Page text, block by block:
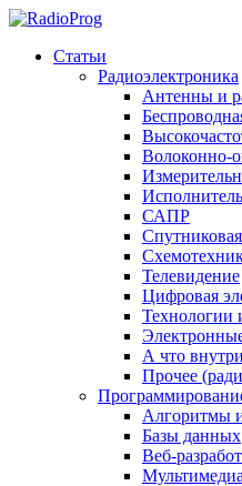
Статьи
Радиоэлектроника
Антенны и
Волоконно-
САПР
Спутниковая
Телевидение
Цифровая
Технологии
А что
Прочее
Алгоритмы
Базы данных
Веб-